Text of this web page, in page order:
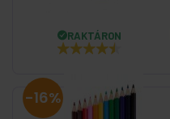
RAKTÁRON
-16%